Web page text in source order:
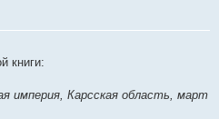
книги:
империя, Карсская область, март